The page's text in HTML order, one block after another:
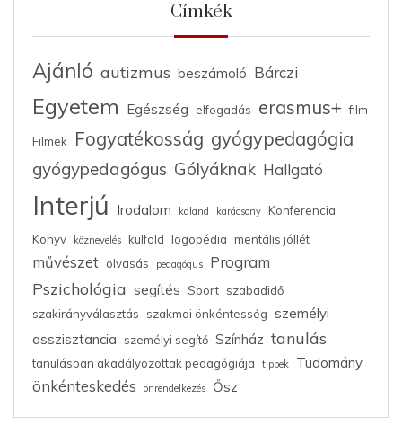
Címkék
Ajánló autizmus beszámoló Bárczi
Egyetem Egészség elfogadás erasmus+ film
Filmek Fogyatékosság gyógypedagógia
gyógypedagógus Gólyáknak Hallgató
Interjú Irodalom kaland karácsony
Konferencia
Könyv
köznevelés külföld logopédia mentális jóllét
művészet olvasás pedagógus Program
Pszichológia segítés Sport szabadidő
szakirányválasztás
szakmai önkéntesség személyi
asszisztancia
személyi segítő Színház tanulás
tanulásban akadályozottak pedagógiája tippek Tudomány
önkénteskedés önrendelkezés Ősz